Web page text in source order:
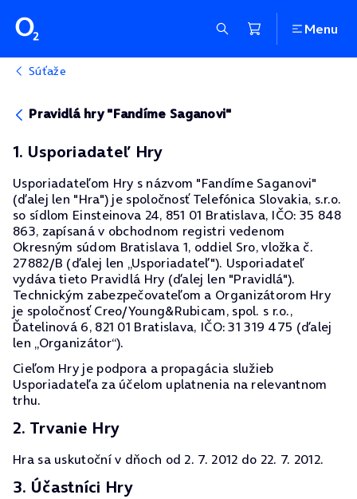
Menu
Súťaže
Pravidlá hry "Fandíme Saganovi"
1. Usporiadateľ Hry
Usporiadateľom Hry s názvom "Fandíme Saganovi"
(ďalej len "Hra") je spoločnosť Telefónica Slovakia, s.r.o.
so sídlom Einsteinova 24, 851 01 Bratislava, IČO: 35 848
863, zapísaná v obchodnom registri vedenom
Okresným súdom Bratislava 1, oddiel Sro, vložka č.
27882/B (ďalej len „Usporiadateľ"). Usporiadateľ
vydáva tieto Pravidlá Hry (ďalej len "Pravidlá").
Technickým zabezpečovateľom a Organizátorom Hry
je spoločnosť Creo/Young&Rubicam, spol. s r.o.,
Ďatelinová 6, 821 01 Bratislava, IČO: 31 319 475 (ďalej
len „Organizátor“).
Cieľom Hry je podpora a propagácia služieb
Usporiadateľa za účelom uplatnenia na relevantnom
trhu.
2. Trvanie Hry
Hra sa uskutoční v dňoch od 2. 7. 2012 do 22. 7. 2012.
3. Účastníci Hry